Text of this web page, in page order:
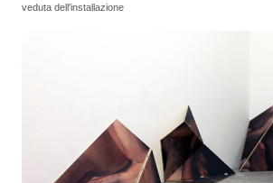
veduta dell'installazione